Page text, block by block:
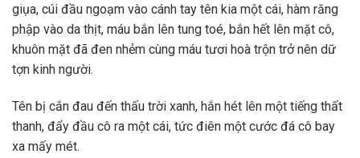
giụa, cúi đầu ngoạm vào cánh tay tên kia một cái, hàm răng
phập vào da thịt, máu bắn lên tung toé, bắn hết lên mặt cô,
khuôn mặt đã đen nhẻm cùng máu tươi hoà trộn trở nên dữ
tợn kinh người.
Tên bị cắn đau đến thấu trời xanh, hắn hét lên một tiếng thất
thanh, đẩy đầu cô ra một cái, tức điên một cước đá cô bay
xa mấy mét.